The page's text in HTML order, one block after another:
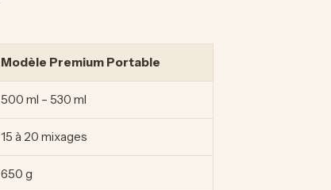
Modèle Premium Portable
500 ml – 530 ml
15 à 20 mixages
650 g